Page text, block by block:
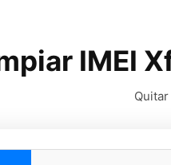
IMEI